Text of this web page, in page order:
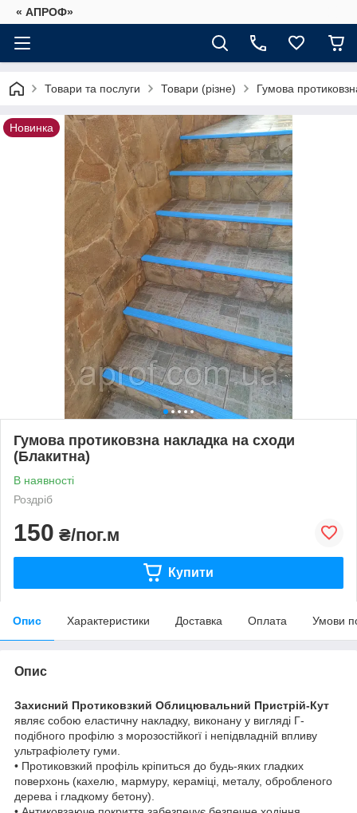
« АПРОФ»
Товари та послуги Товари (різне) Гумова
Новинка
Гумова протиковзна накладка на сходи
(Блакитна)
В наявності
Роздріб
150 ₴/пог.м
Купити
Опис Характеристики Доставка Оплата Умови
Опис
Захисний Протиковзкий Облицювальний Пристрій-Кут
являє собою еластичну накладку, виконану у вигляді Г-
подібного профілю з морозостійкогї і непідвладній впливу
ультрафіолету гуми.
• Протиковзкий профіль кріпиться до будь-яких гладких
поверхонь (кахелю, мармуру, кераміці, металу, обробленого
дерева і гладкому бетону).